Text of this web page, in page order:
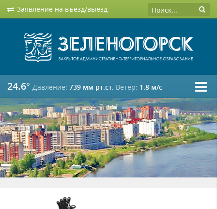
Заявление на въезд/выезд
24.6° Давление: 739 мм рт.ст. Ветер: 1.8 м/c